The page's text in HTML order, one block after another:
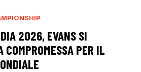
2026, EVANS SI
COMPROMESSA PER IL